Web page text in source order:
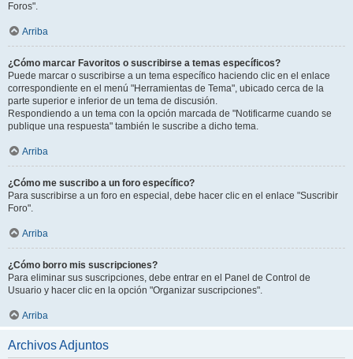
Foros".
Arriba
¿Cómo marcar Favoritos o suscribirse a temas específicos?
Puede marcar o suscribirse a un tema específico haciendo clic en el enlace
correspondiente en el menú "Herramientas de Tema", ubicado cerca de la
parte superior e inferior de un tema de discusión.
Respondiendo a un tema con la opción marcada de "Notificarme cuando se
publique una respuesta" también le suscribe a dicho tema.
Arriba
¿Cómo me suscribo a un foro específico?
Para suscribirse a un foro en especial, debe hacer clic en el enlace "Suscribir
Foro".
Arriba
¿Cómo borro mis suscripciones?
Para eliminar sus suscripciones, debe entrar en el Panel de Control de
Usuario y hacer clic en la opción "Organizar suscripciones".
Arriba
Archivos Adjuntos